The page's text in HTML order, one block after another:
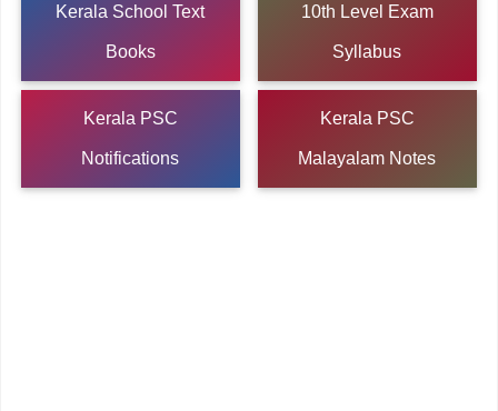
Kerala School Text
Books
10th Level Exam
Syllabus
Kerala PSC
Notifications
Kerala PSC
Malayalam Notes